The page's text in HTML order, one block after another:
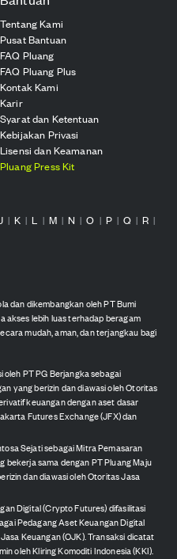
Tentang Kami
Pusat Bantuan
FAQ Pluang
FAQ Pluang Plus
Kontak Kami
Karir
Syarat dan Ketentuan
Kebijakan Privasi
Lisensi dan Keamanan
Pluang Press Kit
| K | L | M | N | O | P | Q | R |
dan dikembangkan oleh PT Bumi
akses lebih luas terhadap beragam
mudah, aman, dan terjangkau bagi
oleh PT PG Berjangka sebagai
yang berizin dan diawasi oleh Otoritas
keuangan dengan aset dasar
Futures Exchange (JFX) dan
Sejati sebagai Mitra Pemasaran
bekerja sama dengan PT Pluang Maju
dan diawasi oleh Otoritas Jasa
Digital (Crypto Futures) difasilitasi
Pedagang Aset Keuangan Digital
Keuangan (OJK). Transaksi dicatat
oleh Kliring Komoditi Indonesia (KKI).